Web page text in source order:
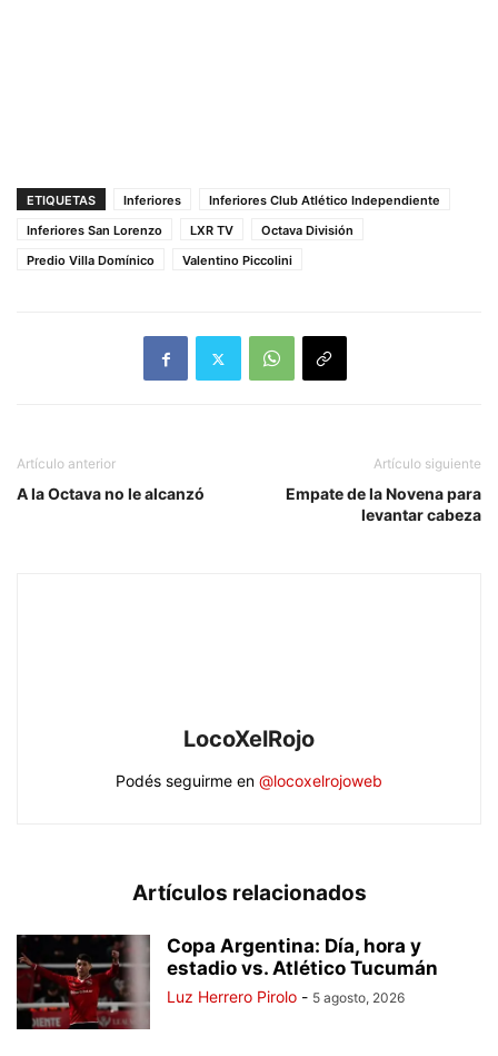
ETIQUETAS Inferiores
Inferiores Club Atlético Independiente
Inferiores San Lorenzo
LXR TV
Octava División
Predio Villa Domínico
Valentino Piccolini
Artículo anterior
A la Octava no le alcanzó
Artículo siguiente
Empate de la Novena para
levantar cabeza
LocoXelRojo
Podés seguirme en @locoxelrojoweb
Artículos relacionados
Copa Argentina: Día, hora y
estadio vs. Atlético Tucumán
Luz Herrero Pirolo - 5 agosto, 2026